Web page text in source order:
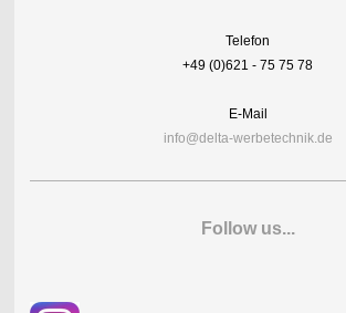
Telefon
+49 (0)621 - 75 75 78
E-Mail
info@delta-werbetechnik.de
Follow us...